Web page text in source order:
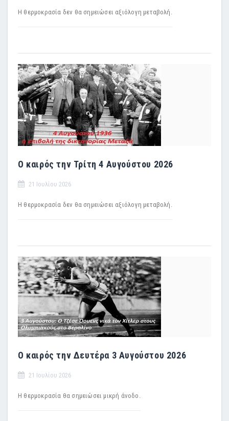
Η θερμοκρασία δεν θα σημειώσει αξιόλογη μεταβολή.
Ο καιρός την Τρίτη 4 Αυγούστου 2026
21 Ιουλίου 2026
Η θερμοκρασία δεν θα σημειώσει αξιόλογη μεταβολή.
Ο καιρός την Δευτέρα 3 Αυγούστου 2026
21 Ιουλίου 2026
Η θερμοκρασία θα σημειώσει μικρή άνοδο.